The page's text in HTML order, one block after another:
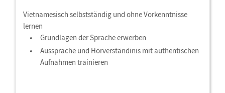
Vietnamesisch selbstständig und ohne Vorkenntnisse
lernen
Grundlagen der Sprache erwerben
Aussprache und Hörverständinis mit authentischen
Aufnahmen trainieren